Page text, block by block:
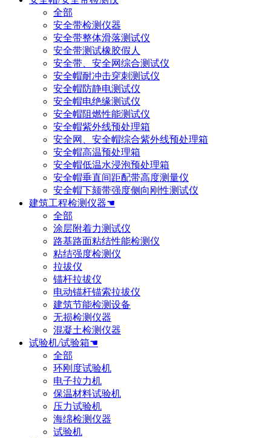
全部
安全带检测仪器
安全带整体滑落测试仪
安全带测试橡胶假人
安全带、安全网综合测试仪
安全帽耐冲击穿刺测试仪
安全帽防静电测试仪
安全帽电绝缘测试仪
安全帽阻燃性能测试仪
安全帽紫外线预处理箱
安全网、安全帽综合紫外线预处理箱
安全帽高温预处理箱
安全帽低温水浸泡预处理箱
安全帽垂直间距配带高度测量仪
安全帽下颏带强度侧向刚性测试仪
建筑工程检测仪器☚
全部
涂层附着力测试仪
路基路面粘结性能检测仪
粘结强度检测仪
拉拔仪
锚杆拉拔仪
电动锚杆锚索拉拔仪
建筑节能检测设备
无损检测仪器
混凝土检测仪器
试验机/试验箱☚
全部
环刚度试验机
电子拉力机
保温材料试验机
压力试验机
海绵检测仪器
试验机